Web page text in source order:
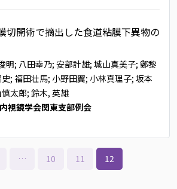
切開術で摘出した食道粘膜下異物の
明; 八田幸乃; 安部計雄; 城山真美子; 鄭黎
; 福田壮馬; 小野田翼; 小林真理子; 坂本
太郎; 鈴木, 英雄
視鏡学会関東支部例会
… 10 11 12